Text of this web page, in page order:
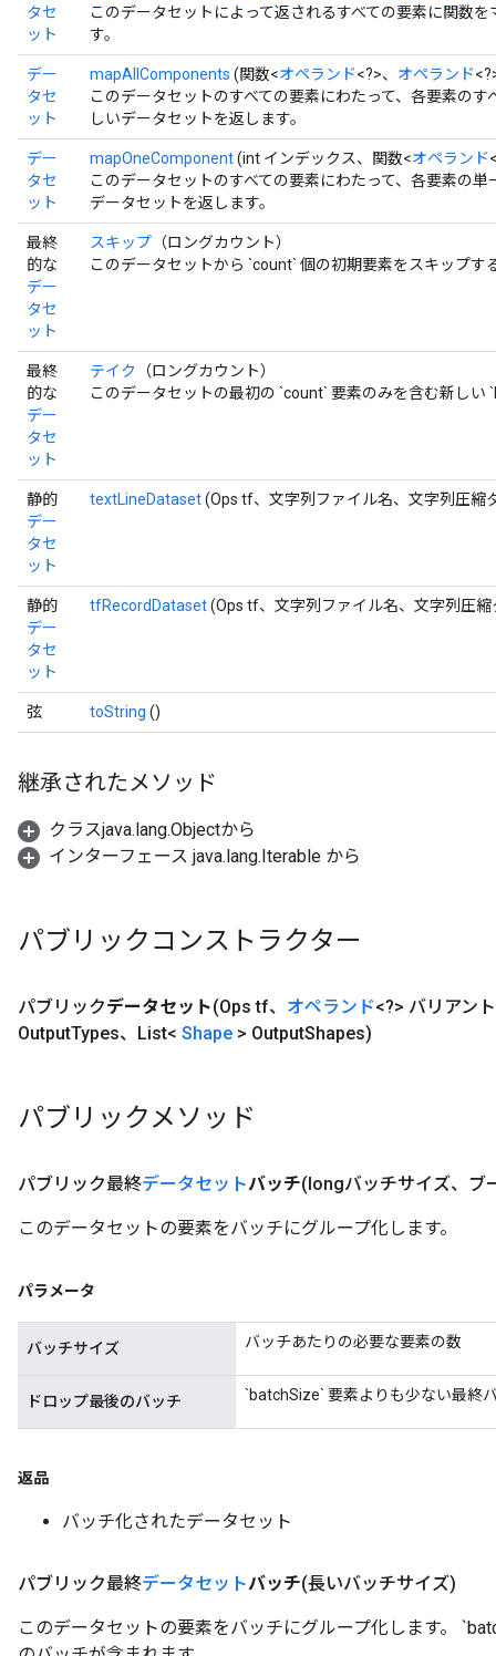
タセ
ット
このデータセットによって返されるすべての要素に関数
す。
デー
タセ
ット
mapAllComponents (関数<オペランド<?>、 オペランド
このデータセットのすべての要素にわたって、各要素の
しいデータセットを返します。
デー
タセ
ット
mapOneComponent(int インデックス、関数<オペランド
このデータセットのすべての要素にわたって、各要素の
データセットを返します。
最終
的な
デー
タセ
ット
スキップ （ロングカウント）
このデータセットから `count` 個の初期要素をスキップす
最終
的な
デー
タセ
ット
テイク
（ロングカウント）
このデータセットの最初の `count` 要素のみを含む新しい
静的
デー
タセ
ット
textLineDataset(Ops tf、文字列ファイル名、文字列圧縮
静的
デー
タセ
ット
tfRecordDataset(Ops tf、文字列ファイル名、文字列圧
弦 toString ()
継承されたメソッド
クラスjava.lang.Objectから
インターフェース java.lang.Iterable から
パブリックコンストラクター
パブリックデータセット(Ops tf、 オペランド<?> バリアン
OutputTypes、List< Shape > OutputShapes)
パブリックメソッド
パブリック最終データセットバッチ(longバッチサイズ、ブ
このデータセットの要素をバッチにグループ化します。
パラメータ
バッチサイズ バッチあたりの必要な要素の数
ドロップ最後のバッチ `batchSize` 要素よりも少ない最終
返品
バッチ化されたデータセット
パブリック最終データセットバッチ(長いバッチサイズ)
このデータセットの要素をバッチにグループ化します。